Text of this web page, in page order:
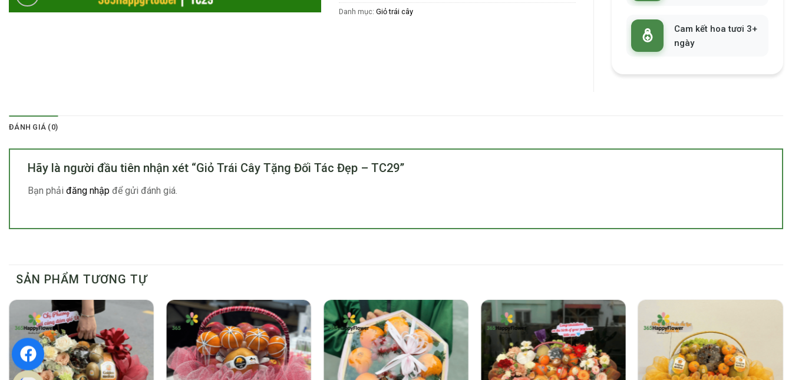
Danh mục: Giỏ trái cây
Cam kết hoa tươi 3+
ngày
ĐÁNH GIÁ (0)
Hãy là người đầu tiên nhận xét “Giỏ Trái Cây Tặng Đối Tác Đẹp – TC29”
Bạn phải đăng nhập để gửi đánh giá.
SẢN PHẨM TƯƠNG TỰ